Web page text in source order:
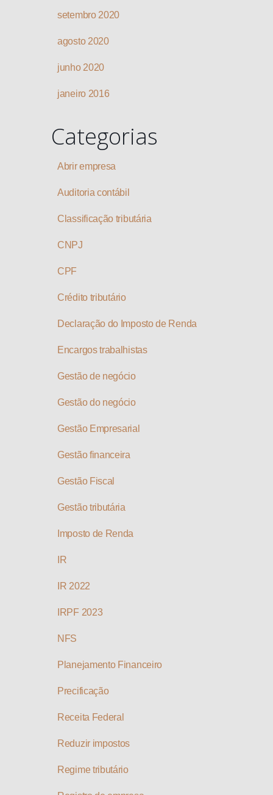
setembro 2020
agosto 2020
junho 2020
janeiro 2016
Categorias
Abrir empresa
Auditoria contábil
Classificação tributária
CNPJ
CPF
Crédito tributário
Declaração do Imposto de Renda
Encargos trabalhistas
Gestão de negócio
Gestão do negócio
Gestão Empresarial
Gestão financeira
Gestão Fiscal
Gestão tributária
Imposto de Renda
IR
IR 2022
IRPF 2023
NFS
Planejamento Financeiro
Precificação
Receita Federal
Reduzir impostos
Regime tributário